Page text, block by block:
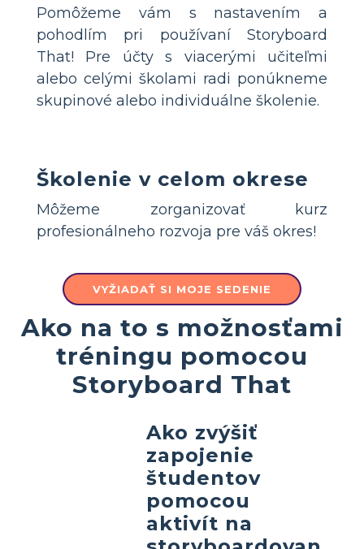
Pomôžeme vám s nastavením a
pohodlím pri používaní Storyboard
That! Pre účty s viacerými učiteľmi
alebo celými školami radi ponúkneme
skupinové alebo individuálne školenie.
Školenie v celom okrese
Môžeme zorganizovať kurz
profesionálneho rozvoja pre váš okres!
VYŽIADAŤ SI MOJE SEDENIE
Ako na to s možnosťami
tréningu pomocou
Storyboard That
Ako zvýšiť
zapojenie
študentov
pomocou
aktivít na